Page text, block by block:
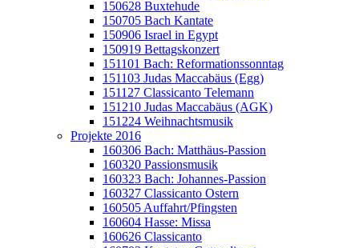
150628 Buxtehude
150705 Bach Kantate
150906 Israel in Egypt
150919 Bettagskonzert
151101 Bach: Reformationssonntag
151103 Judas Maccabäus (Egg)
151127 Classicanto Telemann
151210 Judas Maccabäus (AGK)
151224 Weihnachtsmusik
Projekte 2016
160306 Bach: Matthäus-Passion
160320 Passionsmusik
160323 Bach: Johannes-Passion
160327 Classicanto Ostern
160505 Auffahrt/Pfingsten
160604 Hasse: Missa
160626 Classicanto